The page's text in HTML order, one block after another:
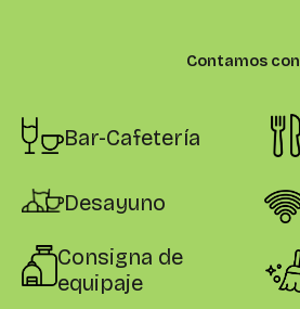
Contamos con
Bar-Cafetería
Desayuno
Consigna de
equipaje